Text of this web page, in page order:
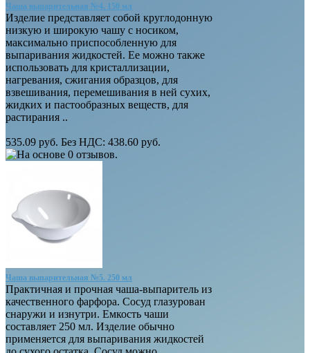
Чаша выпарительная №4. 150 мл
Изделие представляет собой круглодонную
низкую и широкую чашу с носиком,
максимально приспособленную для
выпаривания жидкостей. Ее можно также
использовать для кристаллизации,
нагревания, сжигания образцов, для
взвешивания, перемешивания в ней сухих,
жидких и пастообразных веществ, для
растирания ..
535.09 руб. Без НДС: 438.60 руб.
Чаша выпарительная №5. 250 мл
Практичная и прочная чаша-выпаритель из
качественного фарфора. Сосуд глазурован
снаружи и изнутри. Емкость чаши
составляет 250 мл. Изделие обычно
применяется для выпаривания жидкостей